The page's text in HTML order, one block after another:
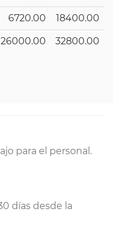
6720.00 18400.00
26000.00 32800.00
para el personal.
días desde la